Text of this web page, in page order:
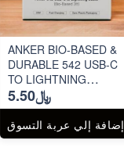
ANKER BIO-BASED &
DURABLE 542 USB-C
TO LIGHTNING
CABLE﷼5.50
إضافة إلي عربة التسوق